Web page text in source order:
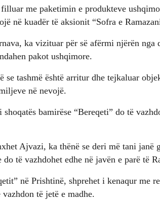
me paketimin e produkteve
në kuadër të aksionit “Sofra e
ka vizituar për së afërmi njërën nga
pakot ushqimore.
tashmë është arritur dhe tejkaluar
në nevojë.
bamirëse “Bereqeti” do të
Ajvazi, ka thënë se deri më tani janë
të vazhdohet edhe në javën e parë të
në Prishtinë, shprehet i kenaqur me
të jetë e madhe.